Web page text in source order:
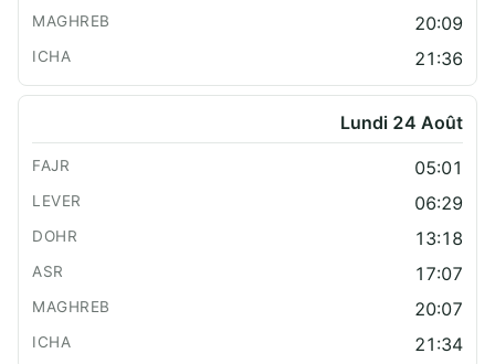
20:09
21:36
Lundi 24 Août
05:01
06:29
13:18
17:07
20:07
21:34